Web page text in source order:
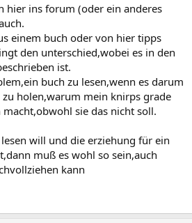
hier ins forum (oder ein anderes
einem buch oder von hier tipps
den unterschied,wobei es in den
ist.
buch zu lesen,wenn es darum
holen,warum mein knirps grade
macht,obwohl sie das nicht soll.
will und die erziehung für ein
muß es wohl so sein,auch
kann